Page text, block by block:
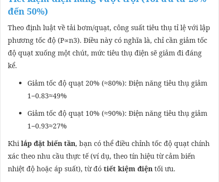
đến 50%)
Theo định luật về tải bơm/quạt, công suất tiêu thụ tỉ lệ với lập
phương tốc độ (P∝n3). Điều này có nghĩa là, chỉ cần giảm tốc
độ quạt xuống một chút, mức tiêu thụ điện sẽ giảm đi đáng
kể.
Giảm tốc độ quạt 20% (≈80%): Điện năng tiêu thụ giảm
1−0.83≈49%
Giảm tốc độ quạt 10% (≈90%): Điện năng tiêu thụ giảm
1−0.93≈27%
Khilắp đặt biến tần, bạn có thể điều chỉnh tốc độ quạt chính
xác theo nhu cầu thực tế (ví dụ, theo tín hiệu từ cảm biến
nhiệt độ hoặc áp suất), từ đó tiết kiệm điện tối ưu.